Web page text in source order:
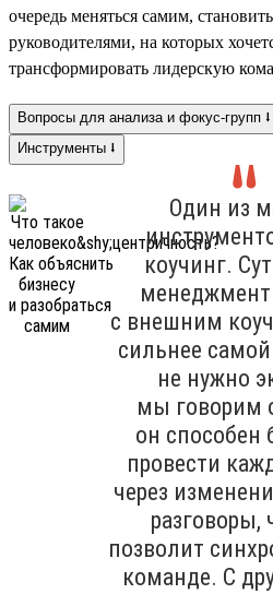
очередь меняться самим,
руководителями, на которых
трансформировать лидерскую
Вопросы для анализа и фокус-групп ⭣
Инструменты ⭣
Один из
коучинг.
менеджмент
с внешним
сильнее
не нужно
мы говорим
он способен
провести
через
разговоры,
позволит
команде. С